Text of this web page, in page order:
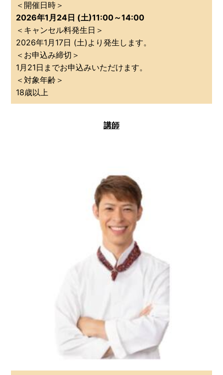
＜開催日時＞
2026年1 月24日 (土)11:00～14:00
＜キャンセル料発生日＞
2026年1月17日 (土)より発生します。
＜お申込み締切＞
1月21日までお申込みいただけます。
＜対象年齢＞
18歳以上
講師